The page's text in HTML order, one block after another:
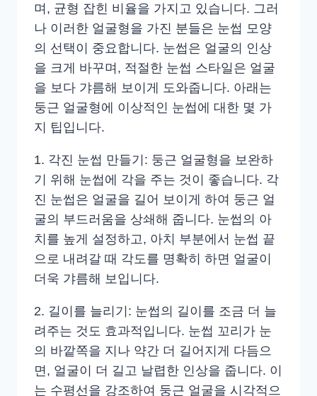
며, 균형 잡힌 비율을 가지고 있습니다. 그러
나 이러한 얼굴형을 가진 분들은 눈썹 모양
의 선택이 중요합니다. 눈썹은 얼굴의 인상
을 크게 바꾸며, 적절한 눈썹 스타일은 얼굴
을 보다 갸름해 보이게 도와줍니다. 아래는
둥근 얼굴형에 이상적인 눈썹에 대한 몇 가
지 팁입니다.
1. 각진 눈썹 만들기: 둥근 얼굴형을 보완하
기 위해 눈썹에 각을 주는 것이 좋습니다. 각
진 눈썹은 얼굴을 길어 보이게 하여 둥근 얼
굴의 부드러움을 상쇄해 줍니다. 눈썹의 아
치를 높게 설정하고, 아치 부분에서 눈썹 끝
으로 내려갈 때 각도를 명확히 하면 얼굴이
더욱 갸름해 보입니다.
2. 길이를 늘리기: 눈썹의 길이를 조금 더 늘
려주는 것도 효과적입니다. 눈썹 꼬리가 눈
의 바깥쪽을 지나 약간 더 길어지게 다듬으
면, 얼굴이 더 길고 날렵한 인상을 줍니다. 이
는 수평선을 강조하여 둥근 얼굴을 시각적으